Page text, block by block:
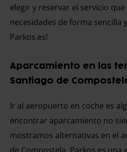
elegir y reservar el servicio
necesidades de forma sencilla
Parkos.es!
Aparcamiento en las
Santiago de
Ir al aeropuerto en coche es
encontrar aparcamiento no
mostramos alternativas en el